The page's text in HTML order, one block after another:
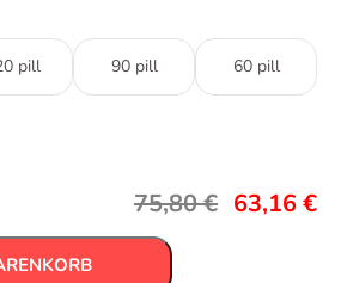
pill 90 pill 60 pill
75,80€ 63,16€